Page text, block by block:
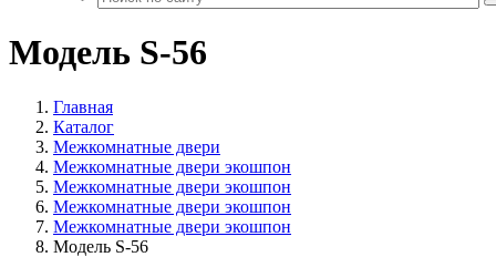
Модель S-56
Главная
Каталог
Межкомнатные двери
Межкомнатные двери экошпон
Межкомнатные двери экошпон
Межкомнатные двери экошпон
Межкомнатные двери экошпон
Модель S-56